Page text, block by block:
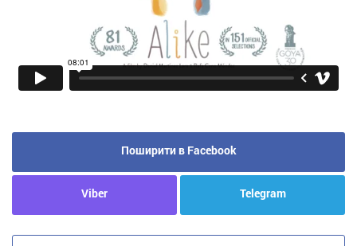
Поширити в Facebook
Viber Telegram